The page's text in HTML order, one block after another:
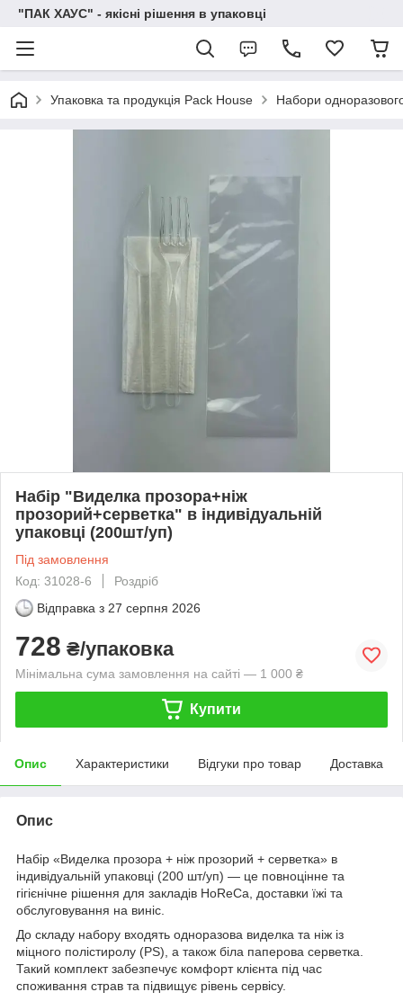
"ПАК ХАУС" - якісні рішення в упаковці
Упаковка та продукція Pack House Набори
Набір "Виделка прозора+ніж
прозорий+серветка" в індивідуальній
упаковці (200шт/уп)
Під замовлення
Код: 31028-6
Роздріб
Відправка з 27 серпня 2026
728 ₴/упаковка
Мінімальна сума замовлення на сайті — 1 000 ₴
Купити
Опис Характеристики Відгуки про товар Доставка
Опис
Набір «Виделка прозора + ніж прозорий + серветка» в
індивідуальній упаковці (200 шт/уп) — це повноцінне та
гігієнічне рішення для закладів HoReCa, доставки їжі та
обслуговування на виніс.
До складу набору входять одноразова виделка та ніж із
міцного полістиролу (PS), а також біла паперова серветка.
Такий комплект забезпечує комфорт клієнта під час
споживання страв та підвищує рівень сервісу.